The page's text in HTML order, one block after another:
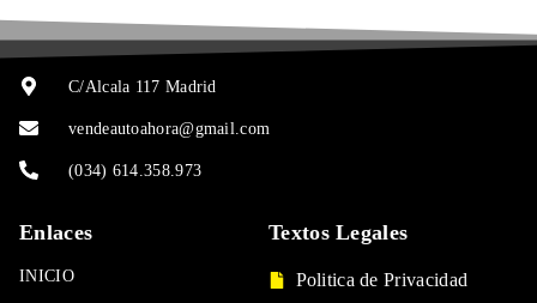
C/Alcala 117 Madrid
vendeautoahora@gmail.com
(034) 614.358.973
Enlaces
INICIO
Textos Legales
Politica de Privacidad